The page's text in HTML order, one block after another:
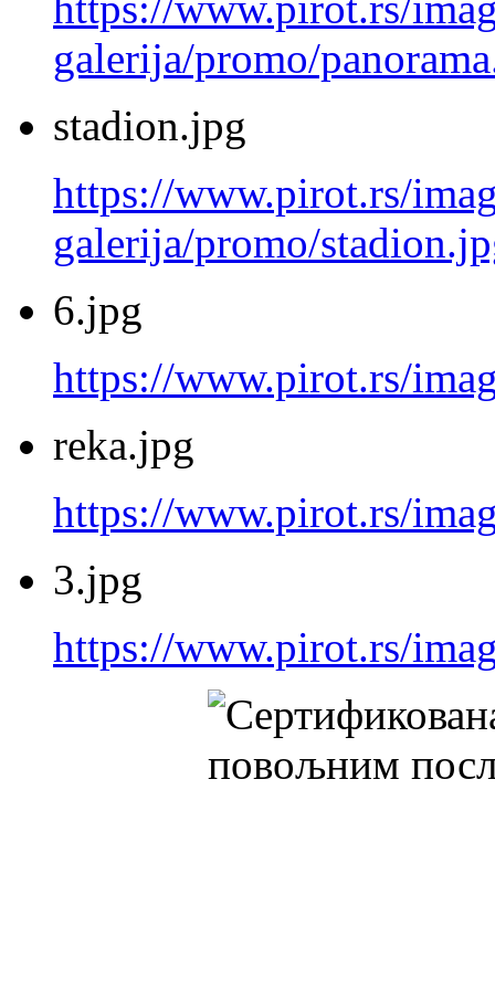
galerija/promo/
stadion.jpg
https://www.pirot.rs/
galerija/promo/
6.jpg
https://www.pirot.rs/
reka.jpg
https://www.pirot.rs/
3.jpg
https://www.pirot.rs/